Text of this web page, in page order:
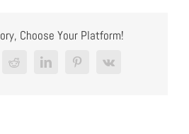
Visualisierung-
Choose Your Platform!
RedditLinkedInPinterest
Vk